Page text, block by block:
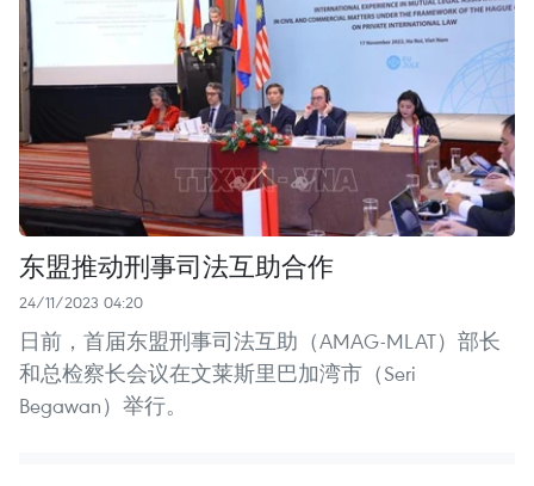
东盟推动刑事司法互助合作
24/11/2023 04:20
日前，首届东盟刑事司法互助（AMAG-MLAT）部长
和总检察长会议在文莱斯里巴加湾市（Seri
Begawan）举行。